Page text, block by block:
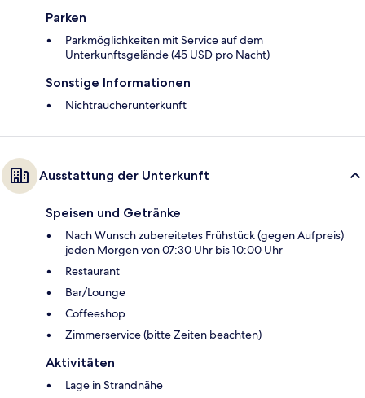
Parken
Parkmöglichkeiten mit Service auf dem
Unterkunftsgelände (45 USD pro Nacht)
Sonstige Informationen
Nichtraucherunterkunft
Ausstattung der Unterkunft
Speisen und Getränke
Nach Wunsch zubereitetes Frühstück (gegen Aufpreis)
jeden Morgen von 07:30 Uhr bis 10:00 Uhr
Restaurant
Bar/Lounge
Coffeeshop
Zimmerservice (bitte Zeiten beachten)
Aktivitäten
Lage in Strandnähe